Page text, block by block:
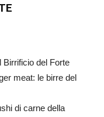
Birrificio del Forte
meat: le birre del
di carne della